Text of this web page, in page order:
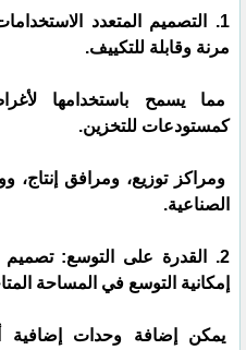
1. التصميم المتعدد
مرنة وقابلة للتكييف.
مما يسمح باستخدامها
كمستودعات للتخزين.
ومراكز توزيع، ومرافق
الصناعية.
2. القدرة على التوسع:
إمكانية التوسع في المساحة
يمكن إضافة وحدات إضافية